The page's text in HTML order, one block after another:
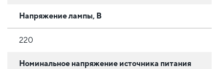
Напряжение лампы, В
220
Номинальное напряжение источника питания